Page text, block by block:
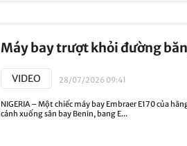
Máy bay trượt khỏi đường
VIDEO 28/07/2026 09:41
NIGERIA – Một chiếc máy bay Embraer E170 của
cánh xuống sân bay Benin, bang E...